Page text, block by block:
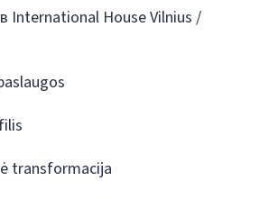
International House Vilnius /
transformacija